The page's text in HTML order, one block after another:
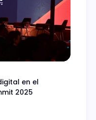
en el
2025